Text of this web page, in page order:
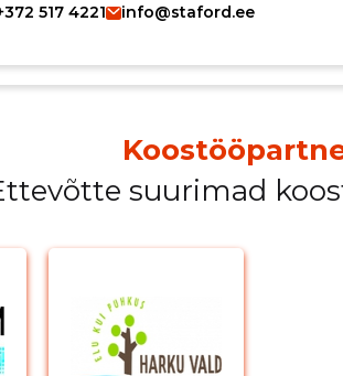
517 4221 info@staford.ee
suurimad
kirjeldust